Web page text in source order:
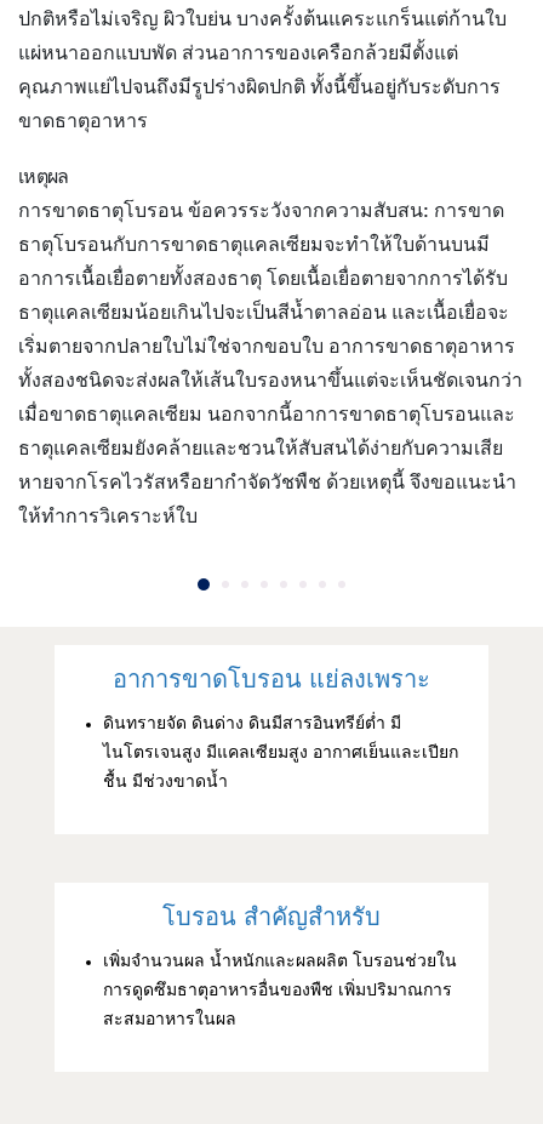
ปกติหรือไม่เจริญ ผิวใบย่น บางครั้งต้นแคระแกร็นแต่ก้านใบ
แผ่หนาออกแบบพัด ส่วนอาการของเครือกล้วยมีตั้งแต่
คุณภาพแย่ไปจนถึงมีรูปร่างผิดปกติ ทั้งนี้ขึ้นอยู่กับระดับการ
ขาดธาตุอาหาร
เหตุผล
การขาดธาตุโบรอน ข้อควรระวังจากความสับสน: การขาด
ธาตุโบรอนกับการขาดธาตุแคลเซียมจะทำให้ใบด้านบนมี
อาการเนื้อเยื่อตายทั้งสองธาตุ โดยเนื้อเยื่อตายจากการได้รับ
ธาตุแคลเซียมน้อยเกินไปจะเป็นสีน้ำตาลอ่อน และเนื้อเยื่อจะ
เริ่มตายจากปลายใบไม่ใช่จากขอบใบ อาการขาดธาตุอาหาร
ทั้งสองชนิดจะส่งผลให้เส้นใบรองหนาขึ้นแต่จะเห็นชัดเจนกว่า
เมื่อขาดธาตุแคลเซียม นอกจากนี้อาการขาดธาตุโบรอนและ
ธาตุแคลเซียมยังคล้ายและชวนให้สับสนได้ง่ายกับความเสีย
หายจากโรคไวรัสหรือยากำจัดวัชพืช ด้วยเหตุนี้ จึงขอแนะนำ
ให้ทำการวิเคราะห์ใบ
อาการขาดโบรอน แย่ลงเพราะ
ดินทรายจัด ดินด่าง ดินมีสารอินทรีย์ต่ำ มี
ไนโตรเจนสูง มีแคลเซียมสูง อากาศเย็นและเปียก
ชื้น มีช่วงขาดน้ำ
โบรอน สำคัญสำหรับ
เพิ่มจำนวนผล น้ำหนักและผลผลิต โบรอนช่วยใน
การดูดซึมธาตุอาหารอื่นของพืช เพิ่มปริมาณการ
สะสมอาหารในผล